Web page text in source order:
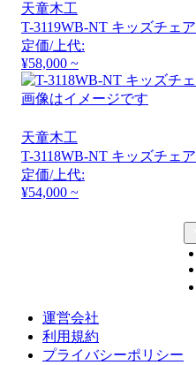
天童木工
T-3119WB-NT キッズチェア
定価/上代:
¥58,000 ~
画像はイメージです
天童木工
T-3118WB-NT キッズチェア
定価/上代:
¥54,000 ~
運営会社
利用規約
プライバシーポリシー